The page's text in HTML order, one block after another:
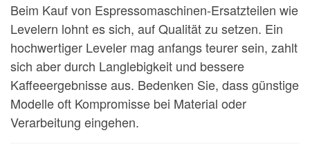
Beim Kauf von Espressomaschinen-Ersatzteilen wie
Levelern lohnt es sich, auf Qualität zu setzen. Ein
hochwertiger Leveler mag anfangs teurer sein, zahlt
sich aber durch Langlebigkeit und bessere
Kaffeeergebnisse aus. Bedenken Sie, dass günstige
Modelle oft Kompromisse bei Material oder
Verarbeitung eingehen.